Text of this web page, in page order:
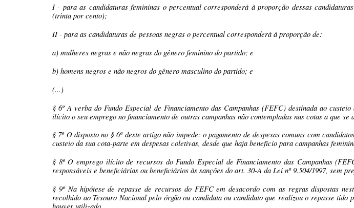
I - para as candidaturas femininas o percentual corresponderá à proporção dessas
(trinta por cento);
II - para as candidaturas de pessoas negras o percentual corresponderá à proporção de:
a) mulheres negras e não negras do gênero feminino do partido; e
b) homens negros e não negros do gênero masculino do partido; e
(...)
§ 6º A verba do Fundo Especial de Financiamento das Campanhas (FEFC) destinada ao
ilícito o seu emprego no financiamento de outras campanhas não contempladas nas cotas a que se
§ 7º O disposto no § 6º deste artigo não impede: o pagamento de despesas comuns com
custeio da sua cota-parte em despesas coletivas, desde que haja benefício para campanhas
§ 8º O emprego ilícito de recursos do Fundo Especial de Financiamento das Campanhas
responsáveis e beneficiárias ou beneficiários às sanções do art. 30-A da Lei nº 9.504/1997, sem
§ 9º Na hipótese de repasse de recursos do FEFC em desacordo com as regras dispostas
recolhido ao Tesouro Nacional pelo órgão ou candidata ou candidato que realizou o repasse